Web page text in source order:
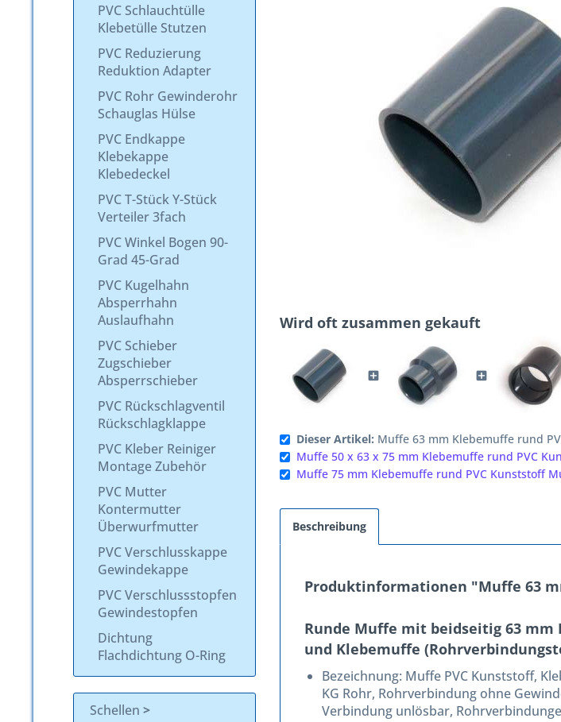
PVC Schlauchtülle
Klebetülle Stutzen
PVC Reduzierung
Reduktion Adapter
PVC Rohr Gewinderohr
Schauglas Hülse
PVC Endkappe
Klebekappe
Klebedeckel
PVC T-Stück Y-Stück
Verteiler 3fach
PVC Winkel Bogen 90-
Grad 45-Grad
PVC Kugelhahn
Absperrhahn
Auslaufhahn
PVC Schieber
Zugschieber
Absperrschieber
PVC Rückschlagventil
Rückschlagklappe
PVC Kleber Reiniger
Montage Zubehör
PVC Mutter
Kontermutter
Überwurfmutter
PVC Verschlusskappe
Gewindekappe
PVC Verschlussstopfen
Gewindestopfen
Dichtung
Flachdichtung O-Ring
Schellen
Wird oft zusammen gekauft
Dieser Artikel: Muffe 63 mm Klebemuffe rund
Muffe 50 x 63 x 75 mm Klebemuffe rund PVC
Muffe 75 mm Klebemuffe rund PVC Kunststoff
Beschreibung
Produktinformationen "Muffe 63
Runde Muffe mit beidseitig 63
und Klebemuffe
Bezeichnung: Muffe PVC Kunststoff,
KG Rohr, Rohrverbindung ohne
Verbindung unlösbar,